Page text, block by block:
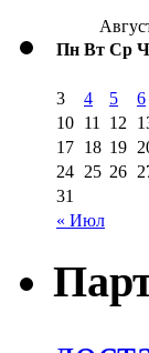
Пн Вт Ср
« Июл
3
4 5 6
10 11 12
17 18 19
24 25 26
31